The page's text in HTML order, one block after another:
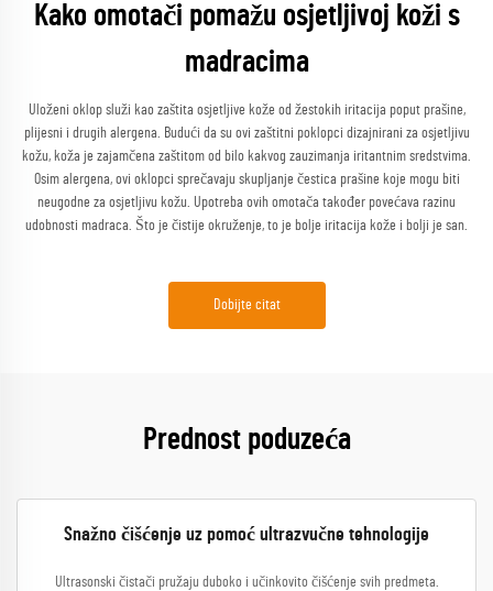
Kako omotači pomažu osjetljivoj koži s
madracima
Uloženi oklop služi kao zaštita osjetljive kože od žestokih iritacija poput prašine,
plijesni i drugih alergena. Budući da su ovi zaštitni poklopci dizajnirani za osjetljivu
kožu, koža je zajamčena zaštitom od bilo kakvog zauzimanja iritantnim sredstvima.
Osim alergena, ovi oklopci sprečavaju skupljanje čestica prašine koje mogu biti
neugodne za osjetljivu kožu. Upotreba ovih omotača također povećava razinu
udobnosti madraca. Što je čistije okruženje, to je bolje iritacija kože i bolji je san.
Dobijte citat
Prednost poduzeća
Snažno čišćenje uz pomoć ultrazvučne tehnologije
Ultrasonski čistači pružaju duboko i učinkovito čišćenje svih predmeta.